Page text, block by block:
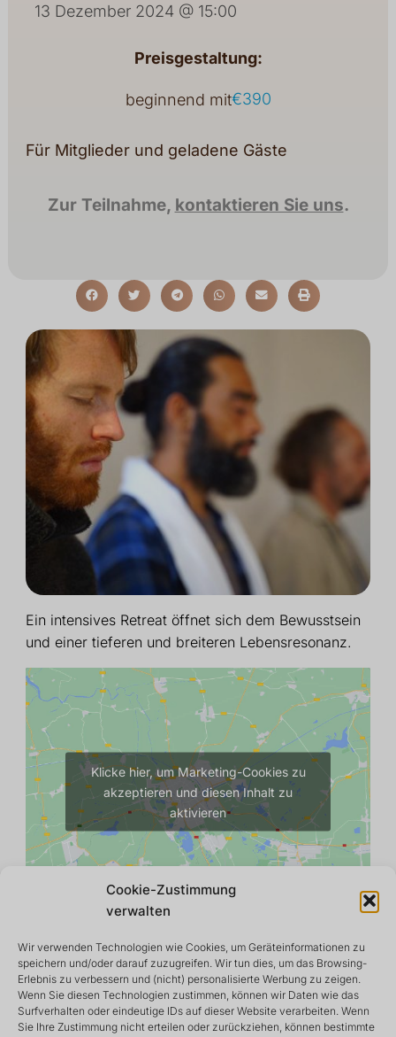
Cookie-Zustimmung
verwalten
Wir verwenden Technologien wie Cookies, um Geräteinformationen zu
speichern und/oder darauf zuzugreifen. Wir tun dies, um das Browsing-
Erlebnis zu verbessern und (nicht) personalisierte Werbung zu zeigen.
Wenn Sie diesen Technologien zustimmen, können wir Daten wie das
Surfverhalten oder eindeutige IDs auf dieser Website verarbeiten. Wenn
Sie Ihre Zustimmung nicht erteilen oder zurückziehen, können bestimmte
Ein intensives Retreat öffnet sich dem Bewusstsein
und einer tieferen und breiteren Lebensresonanz.
Klicke hier, um Marketing-Cookies zu
akzeptieren und diesen Inhalt zu
aktivieren
13 Dezember 2024 @ 15:00
Preisgestaltung:
beginnend mit€390
Für Mitglieder und geladene Gäste
Zur Teilnahme, kontaktieren Sie uns.